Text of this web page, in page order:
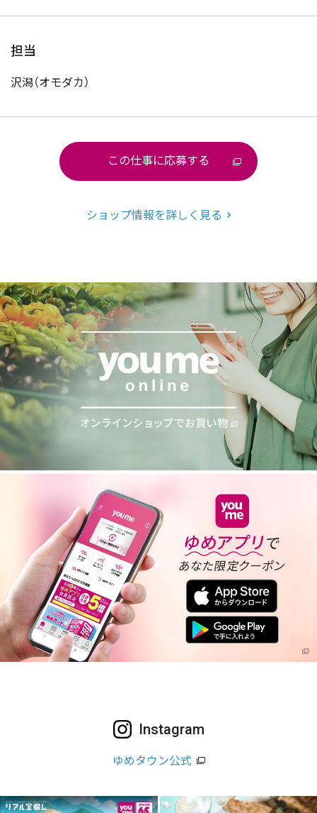
担当
沢潟（オモダカ）
この仕事に応募する
ショップ情報を詳しく見る
Instagram
ゆめタウン公式